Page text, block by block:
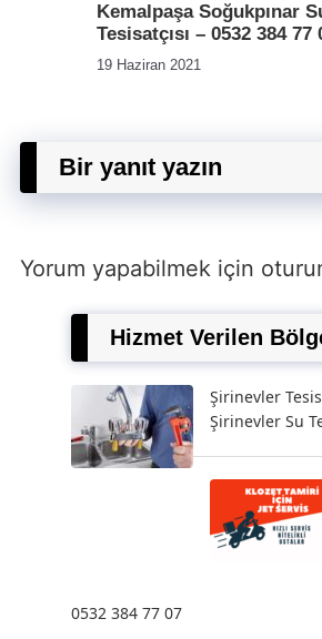
Kemalpaşa Soğukpınar
Tesisatçısı – 0532 384 77
19 Haziran 2021
Bir yanıt yazın
Yorum yapabilmek için
Hizmet Verilen
Şirinevler
Şirinevler Su
0532 384 77 07